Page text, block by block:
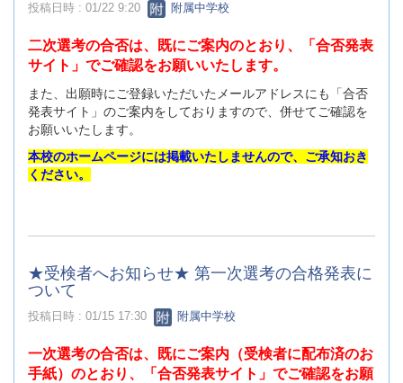
投稿日時 : 01/22 9:20 附属中学校
二次選考の合否は、既にご案内のとおり、「合否発表
サイト」でご確認をお願いいたします。
また、出願時にご登録いただいたメールアドレスにも「合否
発表サイト」のご案内をしておりますので、併せてご確認を
お願いいたします。
本校のホームページには掲載いたしませんので、ご承知おき
ください。
★受検者へお知らせ★ 第一次選考の合格発表に
ついて
投稿日時 : 01/15 17:30 附属中学校
一次選考の合否は、既にご案内（受検者に配布済のお
手紙）のとおり、「合否発表サイト」でご確認をお願